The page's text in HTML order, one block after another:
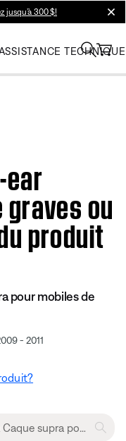
jusqu’à 300 $!
TECHNIQUE
graves ou
produit
pour mobiles de
- 2011